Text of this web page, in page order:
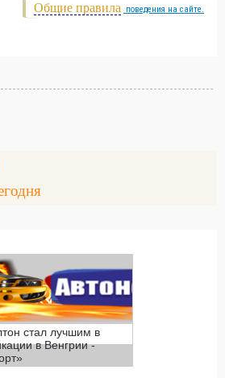
Общие правила поведения на сайте.